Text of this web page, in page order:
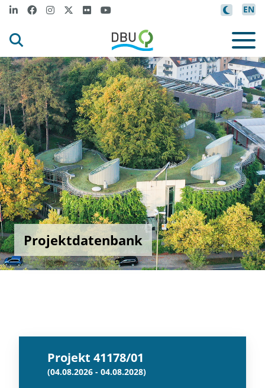
EN
Projektdatenbank
Projekt 41178/01
(04.08.2026 - 04.08.2028)